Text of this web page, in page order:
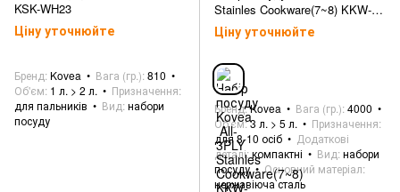
KSK-WH23
Ціну уточнюйте
Бренд Kovea Вага (гр.) 810
Об'єм 1 л. > 2 л.
Призначення
для пальників
Вид набори
посуду
Stainles Cookware(7~8) KKW-
CW1105
Ціну уточнюйте
Бренд Kovea Вага (гр.) 4000
Об'єм 3 л. > 5 л.
Призначення
для 8-10 осіб
Додаткові
деталі компактні Вид набори
посуду
Основний матеріал
нержавіюча сталь